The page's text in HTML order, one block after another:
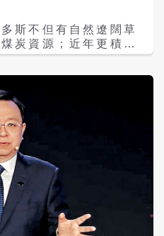
大商業衛星網路，成
業。但CSIS認為，中
供應鏈整合。 報告
突破中型、重型可重
的工業基礎快速擴
速
此次CSIS報
互聯網計畫。報告指
型衛星星座計畫，其
星座」以及「千帆星
覆蓋全球的低軌衛星
，可應用於全球高速
信、災害應變、無人
關產品列入「涵蓋清
生產的先進機器人設
響先前已獲授權的現
竊取數據、便利外國
遭網路攻擊利用；而
讓「惡意行為者監視
力，或遠程操控機器
政治化」並以「毫無
強調將「採取一切必
方利益的舉動，並呼
「向善而行」。大使
維，停止抹黑中國企
States'
斯不但有自然遼闊草
炭資源；近年更積極
，已成為高品質發展
慧與智慧交通快速發
駕駛貨運技術為核
化智慧物流解決方
據及車路協同技術，
全、高效率及低碳化
卡車的研發成為重點
演算法、車載系統及
體系，並創新提出
Driverless